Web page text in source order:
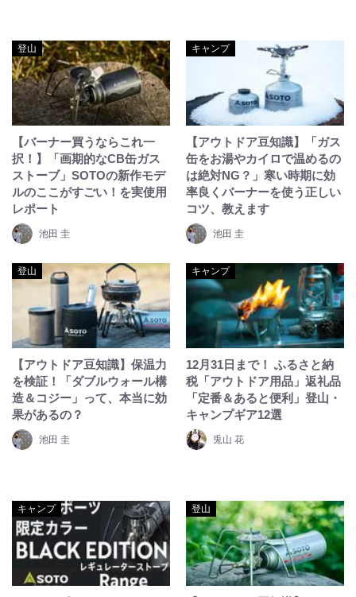
登山
【バーナー買うならこれ一
択！】「画期的なCB缶ガス
ストーブ」SOTOの新作モデ
ルのここがすごい！を実使用
レポート
池田 圭
キャンプ
【アウトドア豆知識】「ガス
缶をお湯やカイロで温めるの
は絶対NG？」寒い時期に効
率良くバーナーを使う正しい
コツ、教えます
池田 圭
登山
【アウトドア豆知識】保温力
を検証！「ダブルウォール構
造＆コジー」って、本当に効
果があるの？
池田 圭
キャンプ
12月31日まで！ ふるさと納
税「アウトドア用品」返礼品
「定番＆あると便利」登山・
キャンプギア12選
兎山 花
キャンプ 登山